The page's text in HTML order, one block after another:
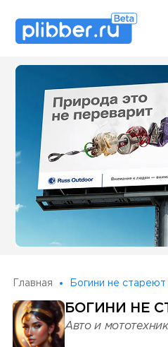
Some SEO Title
Главная Богини не стареют
БОГИНИ НЕ
Авто и